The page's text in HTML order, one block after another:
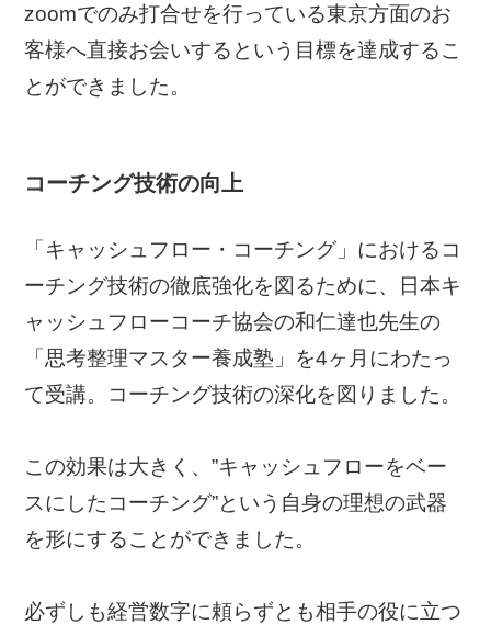
zoomでのみ打合せを行っている東京方面のお
客様へ直接お会いするという目標を達成するこ
とができました。
コーチング技術の向上
「キャッシュフロー・コーチング」におけるコ
ーチング技術の徹底強化を図るために、日本キ
ャッシュフローコーチ協会の和仁達也先生の
「思考整理マスター養成塾」を4ヶ月にわたっ
て受講。コーチング技術の深化を図りました。
この効果は大きく、”キャッシュフローをベー
スにしたコーチング”という自身の理想の武器
を形にすることができました。
必ずしも経営数字に頼らずとも相手の役に立つ